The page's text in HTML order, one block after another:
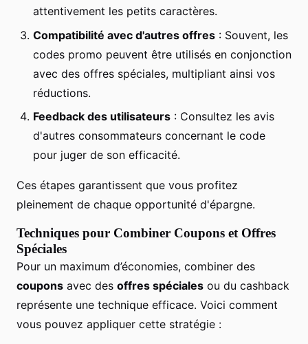
attentivement les petits caractères.
Compatibilité avec d'autres offres : Souvent, les
codes promo peuvent être utilisés en conjonction
avec des offres spéciales, multipliant ainsi vos
réductions.
Feedback des utilisateurs : Consultez les avis
d'autres consommateurs concernant le code
pour juger de son efficacité.
Ces étapes garantissent que vous profitez
pleinement de chaque opportunité d'épargne.
Techniques pour Combiner Coupons et Offres
Spéciales
Pour un maximum d’économies, combiner des
coupons avec des offres spéciales ou du cashback
représente une technique efficace. Voici comment
vous pouvez appliquer cette stratégie :